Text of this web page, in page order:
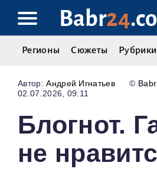
Babr24
Регионы Сюжеты Рубрики
Андрей Игнатьев ©
02.07.2026, 09:11
Блогнот.
не